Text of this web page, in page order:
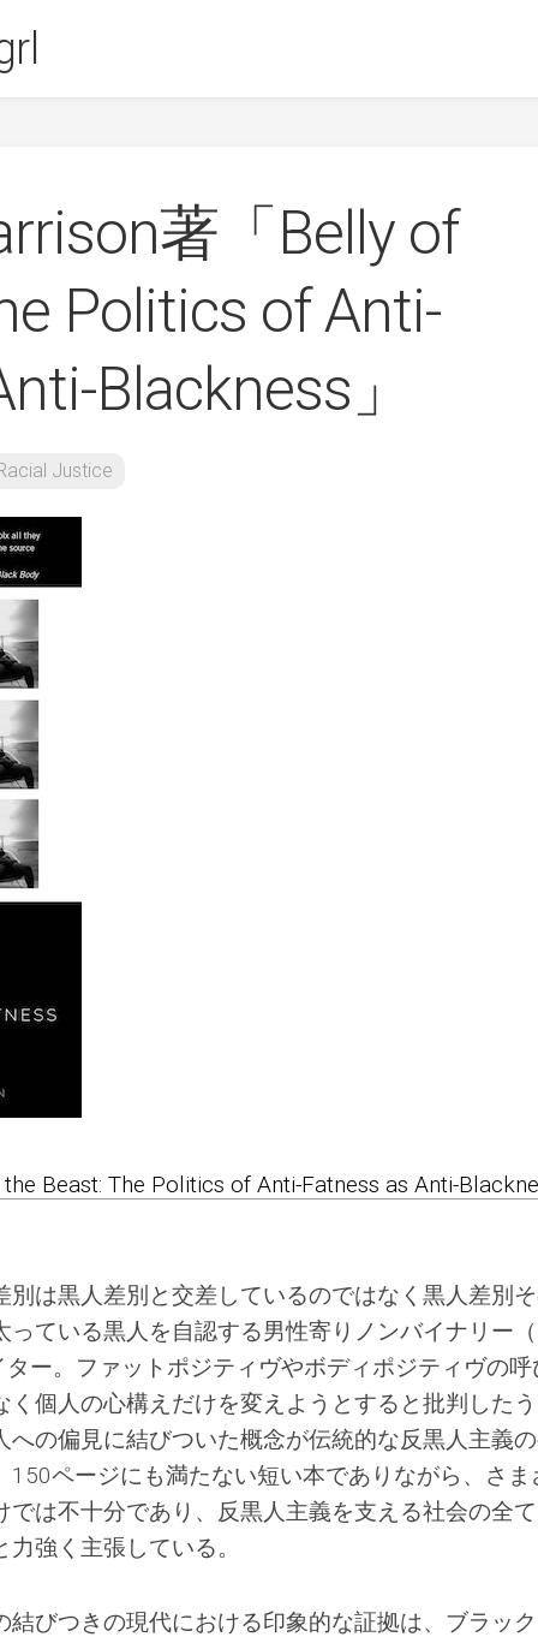
著「Belly of
Politics of Anti-
Blackness」
Justice
Beast: The Politics of Anti-Fatness as Anti-
は黒人差別と交差しているのではなく黒人差別
ている黒人を自認する男性寄りノンバイナリー
ー。ファットポジティヴやボディポジティヴの呼
個人の心構えだけを変えようとすると批判した
の偏見に結びついた概念が伝統的な反黒人主義
150ページにも満たない短い本でありながら、さま
は不十分であり、反黒人主義を支える社会の全
強く主張している。
びつきの現代における印象的な証拠は、ブラッ